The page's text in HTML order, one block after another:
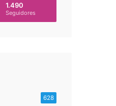
1.490
Seguidores
628